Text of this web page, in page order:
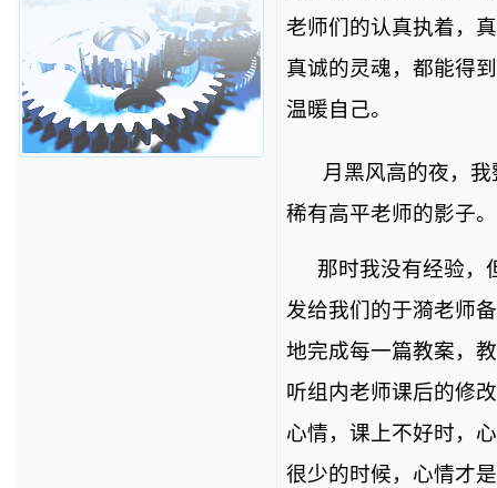
老师们的认真执着，
真诚的灵魂，都能得
温暖自己。
月黑风高的夜，
稀有高平老师的影子
那时我没有经验，
发给我们的于漪老师
地完成每一篇教案，
听组内老师课后的修
心情，课上不好时，
很少的时候，心情才